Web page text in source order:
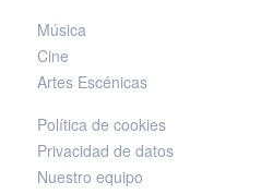
Música
Cine
Artes Escénicas
Política de cookies
Privacidad de datos
Nuestro equipo